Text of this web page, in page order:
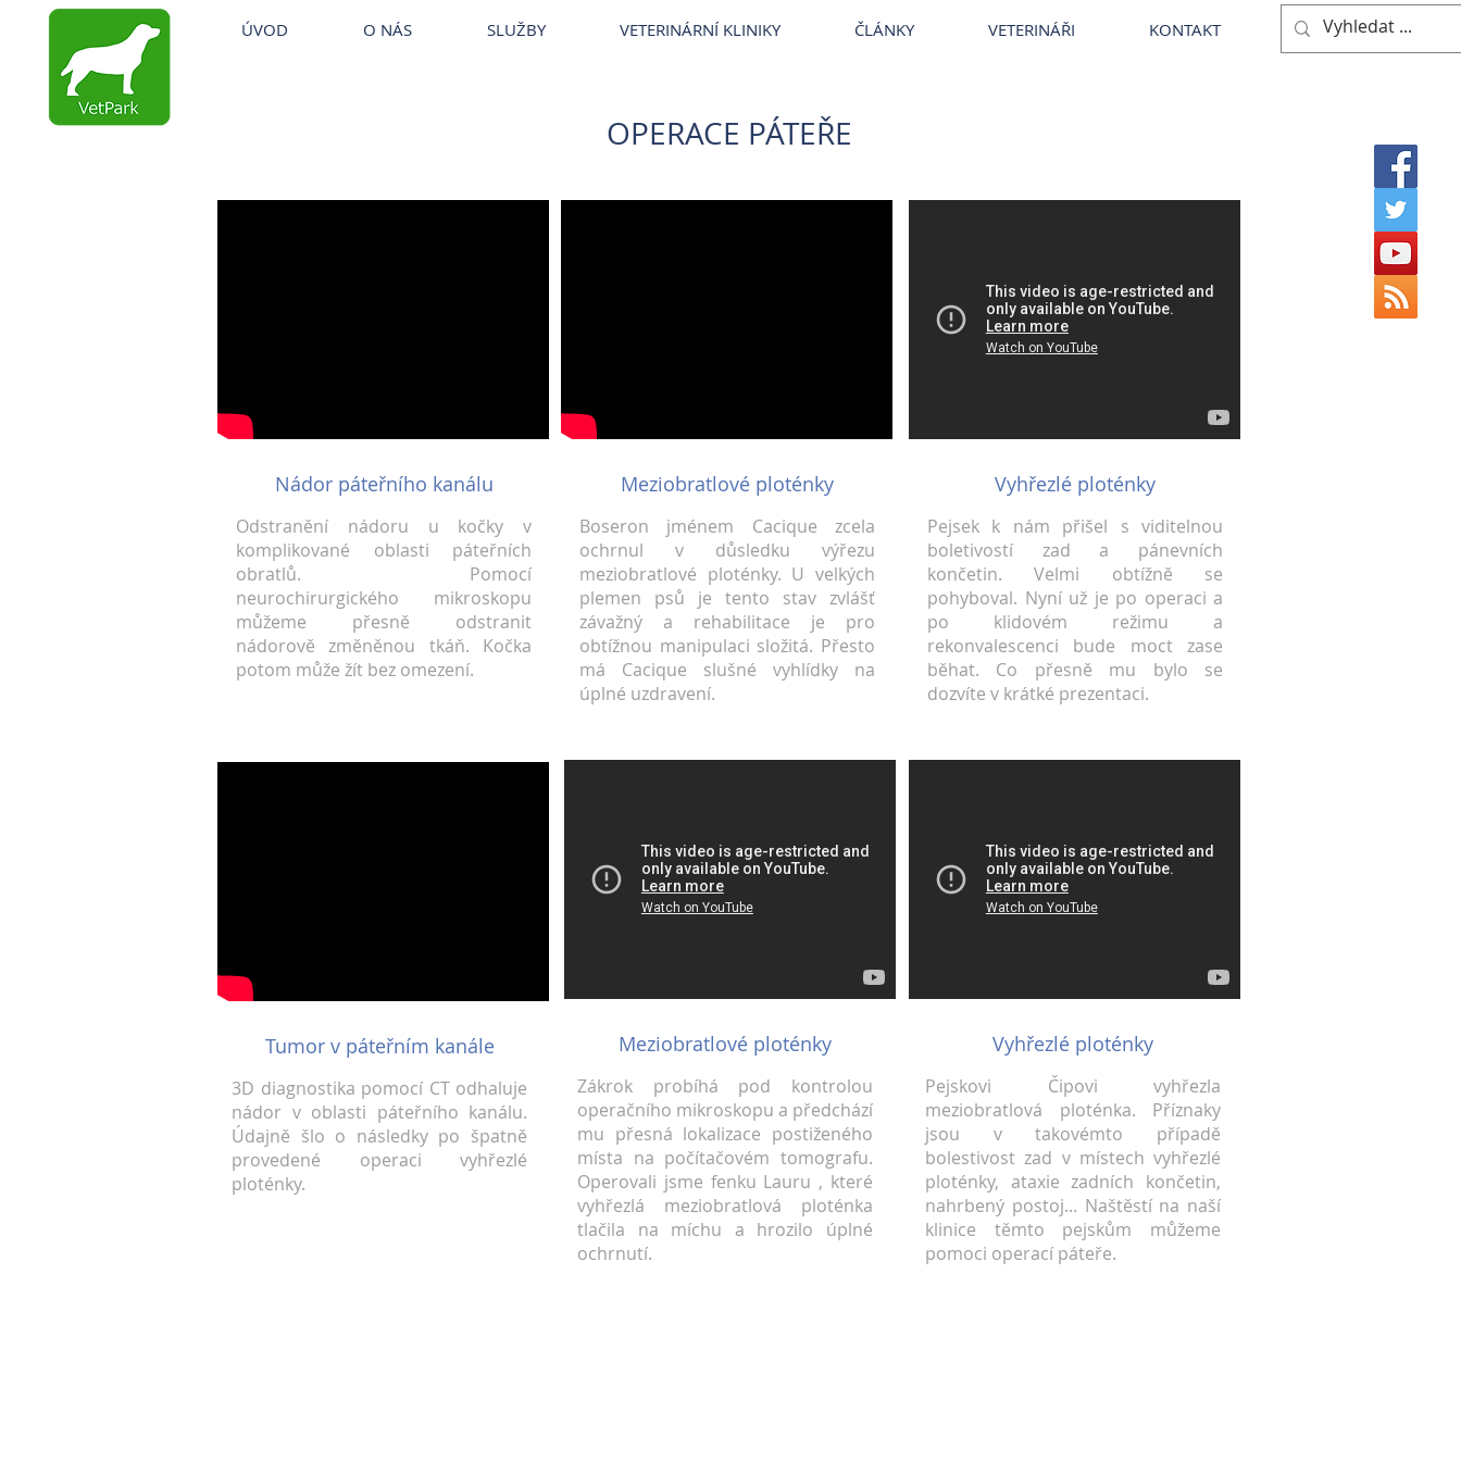
VETERINÁRNÍ ORDINACE
STARÁ BOLESLAV
ÚVOD O NÁS SLUŽBY VETERINÁRNÍ KLINIKY ČLÁNKY VETERINÁŘI KONTAKT
OPERACE PÁTEŘE
Nádor páteřního kanálu
Odstranění nádoru u kočky v
komplikované oblasti páteřních
obratlů. Pomocí
neurochirurgického mikroskopu
můžeme přesně odstranit
nádorově změněnou tkáň. Kočka
potom může žít bez omezení.
Meziobratlové ploténky
Boseron jménem Cacique zcela
ochrnul v důsledku výřezu
meziobratlové ploténky. U velkých
plemen psů je tento stav zvlášť
závažný a rehabilitace je pro
obtížnou manipulaci složitá. Přesto
má Cacique slušné vyhlídky na
úplné uzdravení.
Vyhřezlé ploténky
Pejsek k nám přišel s viditelnou
boletivostí zad a pánevních
končetin. Velmi obtížně se
pohyboval. Nyní už je po operaci a
po klidovém režimu a
rekonvalescenci bude moct zase
běhat. Co přesně mu bylo se
dozvíte v krátké prezentaci.
Tumor v páteřním kanále
3D diagnostika pomocí CT odhaluje
nádor v oblasti páteřního kanálu.
Údajně šlo o následky po špatně
provedené operaci vyhřezlé
ploténky.
Meziobratlové ploténky
Zákrok probíhá pod kontrolou
operačního mikroskopu a předchází
mu přesná lokalizace postiženého
místa na počítačovém tomografu.
Operovali jsme fenku Lauru , které
vyhřezlá meziobratlová ploténka
tlačila na míchu a hrozilo úplné
ochrnutí.
Vyhřezlé ploténky
Pejskovi Čipovi vyhřezla
meziobratlová ploténka. Příznaky
jsou v takovémto případě
bolestivost zad v místech vyhřezlé
ploténky, ataxie zadních končetin,
nahrbený postoj... Naštěstí na naší
klinice těmto pejskům můžeme
pomoci operací páteře.